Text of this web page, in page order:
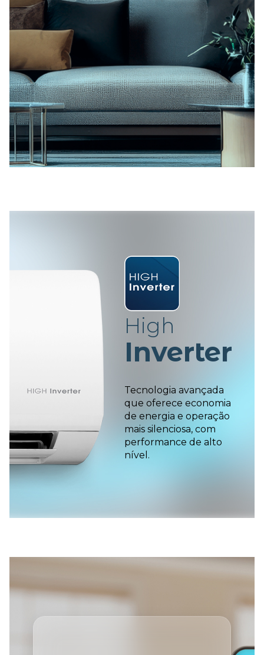
High
Inverter
Tecnologia avançada
que ofereceeconomia
de energia e operação
mais silenciosa, com
performancede alto
nível.